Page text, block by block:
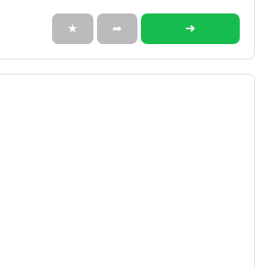
★ ➦ ➜